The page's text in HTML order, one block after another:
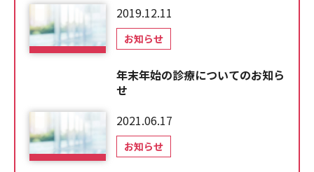
2019.12.11
お知らせ
年末年始の診療についてのお知ら
せ
2021.06.17
お知らせ